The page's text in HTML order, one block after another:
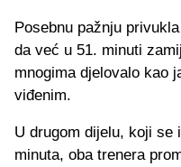
Posebnu pažnju
da već u 51. minuti
mnogima djelovalo kao
viđenim.
U drugom dijelu, koji se
minuta, oba trenera